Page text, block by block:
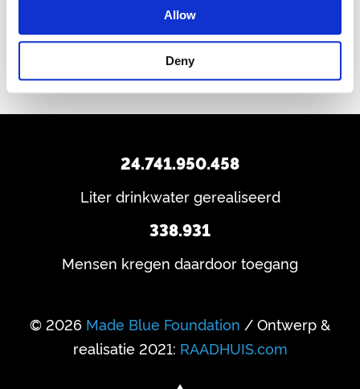
Allow
Deny
Lees meer
24.741.950.458
Liter drinkwater gerealiseerd
338.931
Mensen kregen daardoor toegang
© 2026 Made Blue Foundation / Ontwerp &
realisatie 2021: RAADHUIS.com